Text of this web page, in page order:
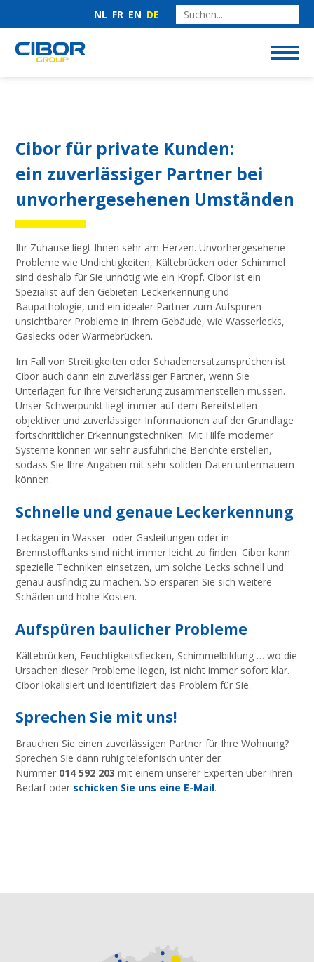
NL FR EN DE
Cibor für private Kunden:
ein zuverlässiger Partner bei
unvorhergesehenen Umständen
Ihr Zuhause liegt Ihnen sehr am Herzen. Unvorhergesehene
Probleme wie Undichtigkeiten, Kältebrücken oder Schimmel
sind deshalb für Sie unnötig wie ein Kropf. Cibor ist ein
Spezialist auf den Gebieten Leckerkennung und
Baupathologie, und ein idealer Partner zum Aufspüren
unsichtbarer Probleme in Ihrem Gebäude, wie Wasserlecks,
Gaslecks oder Wärmebrücken.
Im Fall von Streitigkeiten oder Schadenersatzansprüchen ist
Cibor auch dann ein zuverlässiger Partner, wenn Sie
Unterlagen für Ihre Versicherung zusammenstellen müssen.
Unser Schwerpunkt liegt immer auf dem Bereitstellen
objektiver und zuverlässiger Informationen auf der Grundlage
fortschrittlicher Erkennungstechniken. Mit Hilfe moderner
Systeme können wir sehr ausführliche Berichte erstellen,
sodass Sie Ihre Angaben mit sehr soliden Daten untermauern
können.
Schnelle und genaue Leckerkennung
Leckagen in Wasser- oder Gasleitungen oder in
Brennstofftanks sind nicht immer leicht zu finden. Cibor kann
spezielle Techniken einsetzen, um solche Lecks schnell und
genau ausfindig zu machen. So ersparen Sie sich weitere
Schäden und hohe Kosten.
Aufspüren baulicher Probleme
Kältebrücken, Feuchtigkeitsflecken, Schimmelbildung … wo die
Ursachen dieser Probleme liegen, ist nicht immer sofort klar.
Cibor lokalisiert und identifiziert das Problem für Sie.
Sprechen Sie mit uns!
Brauchen Sie einen zuverlässigen Partner für Ihre Wohnung?
Sprechen Sie dann ruhig telefonisch unter der
Nummer 014 592 203 mit einem unserer Experten über Ihren
Bedarf oder schicken Sie uns eine E-Mail.